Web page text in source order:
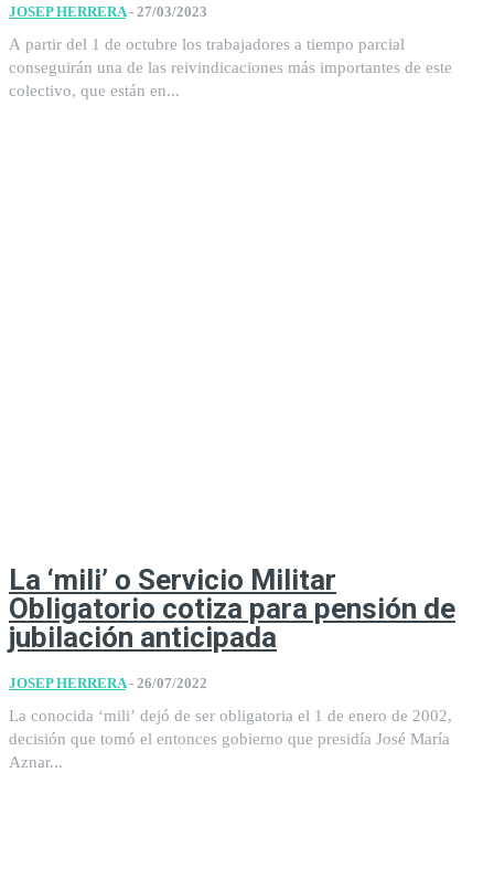
JOSEP HERRERA - 27/03/2023
A partir del 1 de octubre los trabajadores a tiempo parcial
conseguirán una de las reivindicaciones más importantes de este
colectivo, que están en...
La ‘mili’ o Servicio Militar
Obligatorio cotiza para pensión de
jubilación anticipada
JOSEP HERRERA - 26/07/2022
La conocida ‘mili’ dejó de ser obligatoria el 1 de enero de 2002,
decisión que tomó el entonces gobierno que presidía José María
Aznar...